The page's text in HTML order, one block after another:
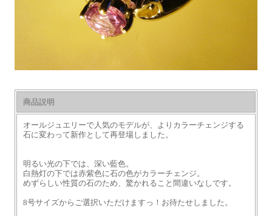
商品説明
オールジュエリーで人気のモデルが、よりカラーチェンジする
石に変わって新作として再登場しました。
明るい光の下では、深い藍色。
白熱灯の下では赤紫色に石の色がカラーチェンジ。
めずらしい性質の石のため、驚かれること間違いなしです。
8号サイズからご選択いただけますっ！お待たせしました。